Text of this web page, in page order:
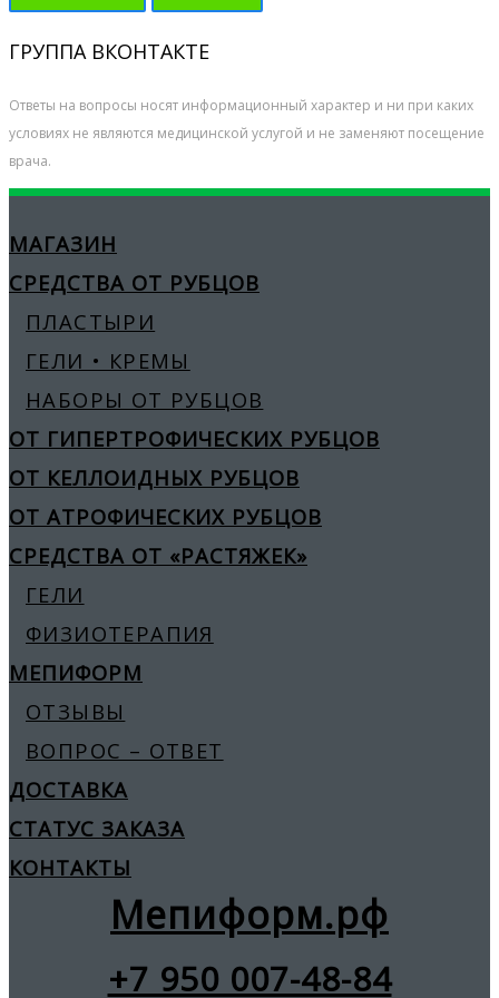
ГРУППА ВКОНТАКТЕ
Ответы на вопросы носят информационный характер и ни при каких
условиях не являются медицинской услугой и не заменяют посещение
врача.
МАГАЗИН
СРЕДСТВА ОТ РУБЦОВ
ПЛАСТЫРИ
ГЕЛИ • КРЕМЫ
НАБОРЫ ОТ РУБЦОВ
ОТ ГИПЕРТРОФИЧЕСКИХ РУБЦОВ
ОТ КЕЛЛОИДНЫХ РУБЦОВ
ОТ АТРОФИЧЕСКИХ РУБЦОВ
СРЕДСТВА ОТ «РАСТЯЖЕК»
ГЕЛИ
ФИЗИОТЕРАПИЯ
МЕПИФОРМ
ОТЗЫВЫ
ВОПРОС – ОТВЕТ
ДОСТАВКА
СТАТУС ЗАКАЗА
КОНТАКТЫ
Мепиформ.рф
+7 950 007-48-84